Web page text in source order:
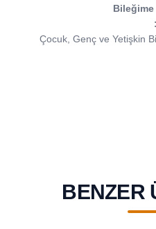
Bileğime
:
Çocuk, Genç ve Yetişkin
BENZER